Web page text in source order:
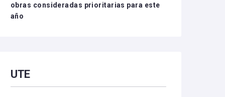
obras consideradas prioritarias para este
año
UTE